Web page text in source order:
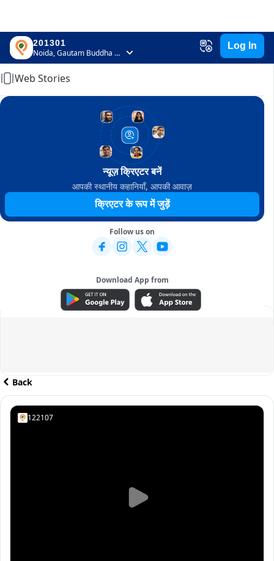
201301
Noida, Gautam Buddha Nagar, Uttar Pradesh
Log In
Home
Web Stories
न्यूज़ क्रिएटर बनें
आपकी स्थानीय कहानियाँ, आपकी आवाज़
क्रिएटर के रूप में जुड़ें
Follow us on
Download App from
ADVERTISEMENT
Back
122107